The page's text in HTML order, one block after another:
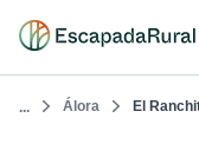
... Álora El